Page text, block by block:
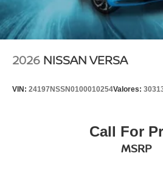
2026 NISSAN VERSA
VIN: 24197NSSN0100010254Valores:
Call For
MSRP